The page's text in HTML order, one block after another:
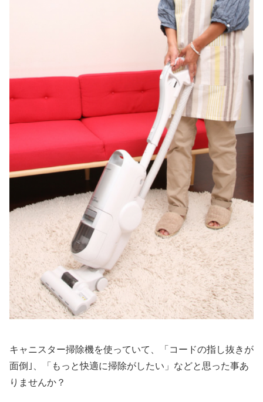
キャニスター掃除機を使っていて、
「コードの指し抜きが
面倒｣、「もっと快適に掃除がしたい」 などと思った事あ
りませんか？